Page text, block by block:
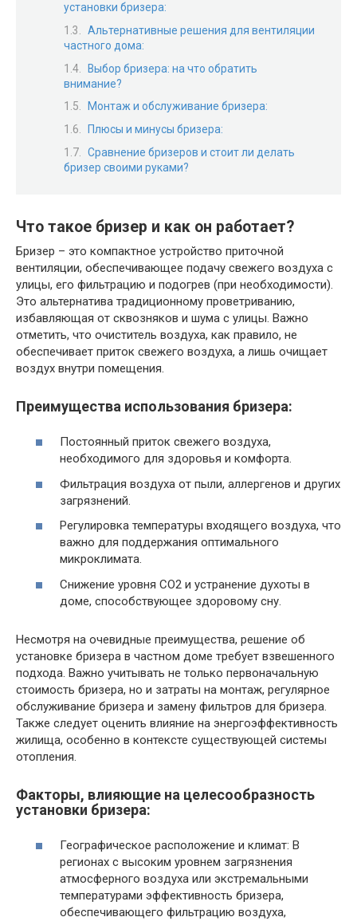
установки бризера:
Альтернативные решения для вентиляции
частного дома:
Выбор бризера: на что обратить
внимание?
Монтаж и обслуживание бризера:
Плюсы и минусы бризера:
Сравнение бризеров и стоит ли делать
бризер своими руками?
Что такое бризер и как он работает?
Бризер – это компактное устройство приточной
вентиляции, обеспечивающее подачу свежего воздуха с
улицы, его фильтрацию и подогрев (при необходимости).
Это альтернатива традиционному проветриванию,
избавляющая от сквозняков и шума с улицы. Важно
отметить, что очиститель воздуха, как правило, не
обеспечивает приток свежего воздуха, а лишь очищает
воздух внутри помещения.
Преимущества использования бризера:
Постоянный приток свежего воздуха,
необходимого для здоровья и комфорта.
Фильтрация воздуха от пыли, аллергенов и других
загрязнений.
Регулировка температуры входящего воздуха, что
важно для поддержания оптимального
микроклимата.
Снижение уровня CO2 и устранение духоты в
доме, способствующее здоровому сну.
Несмотря на очевидные преимущества, решение об
установке бризера в частном доме требует взвешенного
подхода. Важно учитывать не только первоначальную
стоимость бризера, но и затраты на монтаж, регулярное
обслуживание бризера и замену фильтров для бризера.
Также следует оценить влияние на энергоэффективность
жилища, особенно в контексте существующей системы
отопления.
Факторы, влияющие на целесообразность
установки бризера:
Географическое расположение и климат: В
регионах с высоким уровнем загрязнения
атмосферного воздуха или экстремальными
температурами эффективность бризера,
обеспечивающего фильтрацию воздуха,